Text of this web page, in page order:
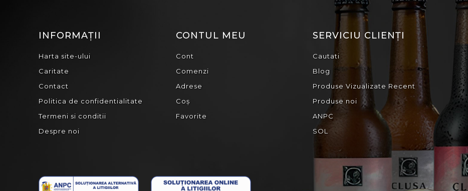
INFORMAȚII
Harta site-ului
Caritate
Contact
Politica de confidentialitate
Termeni si conditii
Despre noi
CONTUL MEU
Cont
Comenzi
Adrese
Coș
Favorite
SERVICIU CLIENȚI
Cautati
Blog
Produse Vizualizate Recent
Produse noi
ANPC
SOL